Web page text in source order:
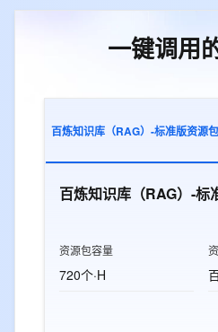
一键调用
百炼知识库（RAG）-标准版资源包
百炼知识库（RAG）-标
资源包容量
720个·H